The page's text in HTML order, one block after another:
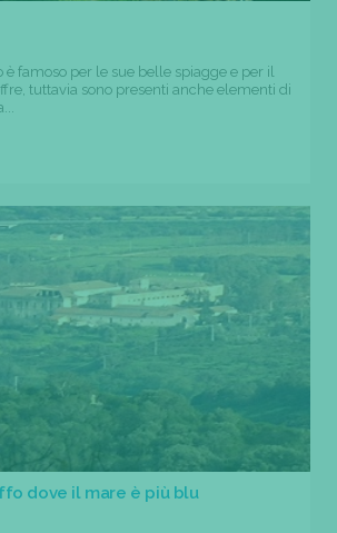
è famoso per le sue belle spiagge e per il
tuttavia sono presenti anche elementi di
dove il mare è più blu